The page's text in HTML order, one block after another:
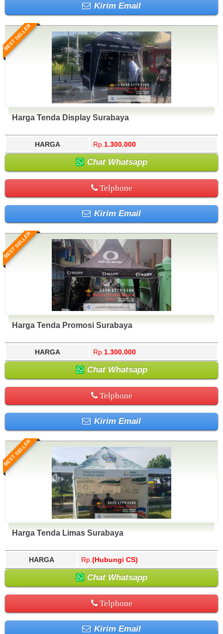
Kirim Email
BEST SELLER
Harga Tenda Display Surabaya
HARGA Rp. 1.300.000
Chat Whatsapp
Telphone
Kirim Email
BEST SELLER
Harga Tenda Promosi Surabaya
HARGA Rp. 1.300.000
Chat Whatsapp
Telphone
Kirim Email
BEST SELLER
Harga Tenda Limas Surabaya
HARGA Rp. (Hubungi CS)
Chat Whatsapp
Telphone
Kirim Email